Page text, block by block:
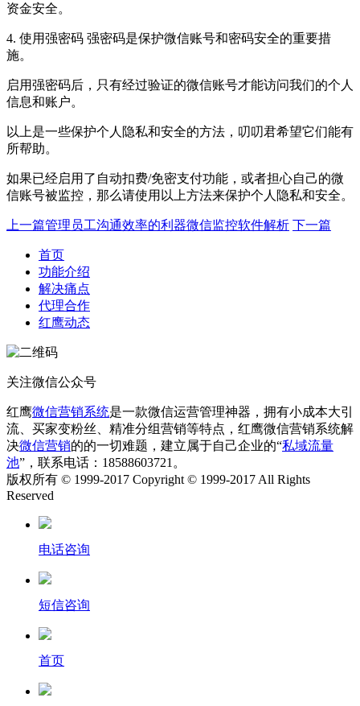
资金安全。
4. 使用强密码 强密码是保护微信账号和密码安全的重要措
施。
启用强密码后，只有经过验证的微信账号才能访问我们的个人
信息和账户。
以上是一些保护个人隐私和安全的方法，叨叨君希望它们能有
所帮助。
如果已经启用了自动扣费/免密支付功能，或者担心自己的微
信账号被监控，那么请使用以上方法来保护个人隐私和安全。
上一篇管理员工沟通效率的利器微信监控软件解析 下一篇
首页
功能介绍
解决痛点
代理合作
红鹰动态
关注微信公众号
红鹰微信营销系统是一款微信运营管理神器，拥有小成本大引
流、买家变粉丝、精准分组营销等特点，红鹰微信营销系统解
决微信营销的的一切难题，建立属于自己企业的“私域流量
池”，联系电话：18588603721。
版权所有 © 1999-2017 Copyright © 1999-2017 All Rights
Reserved
电话咨询
短信咨询
首页